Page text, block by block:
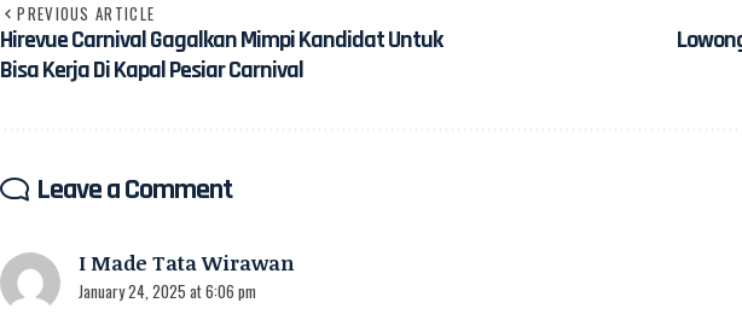
PREVIOUS ARTICLE
Hirevue Carnival Gagalkan Mimpi Kandidat Untuk
Bisa Kerja Di Kapal Pesiar Carnival
Leave a Comment
I Made Tata Wirawan
January 24, 2025 at 6:06 pm